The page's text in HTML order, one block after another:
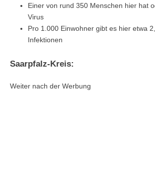
Einer von rund 350 Menschen hier hat
Virus
Pro 1.000 Einwohner gibt es hier etwa
Infektionen
Saarpfalz-Kreis:
Weiter nach der Werbung